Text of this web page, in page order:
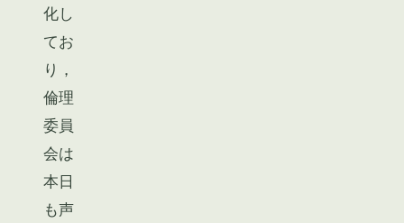
化し
てお
り，
倫理
委員
会は
本日
も声